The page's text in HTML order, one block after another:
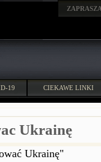
19 CIEKAWE LINKI
Ukrainę
Ukrainę"